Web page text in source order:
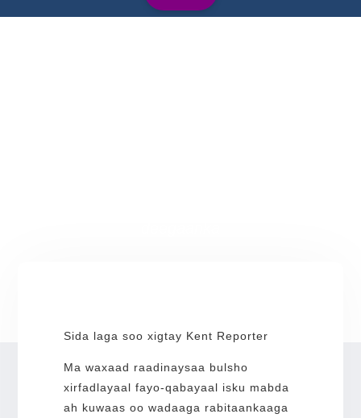
Sida laga soo xigtay Kent Reporter
Ma waxaad raadinaysaa bulsho
xirfadlayaal fayo-qabayaal isku mabda
ah kuwaas oo wadaaga rabitaankaaga